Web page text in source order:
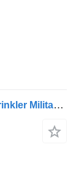
Steyr Steyr 4x4 6x6 cargo truck water sprinkler Military retired Veh